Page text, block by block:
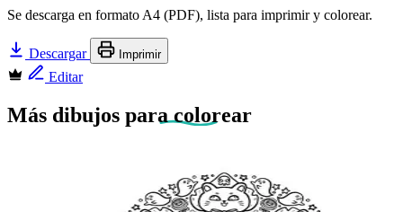
Se descarga en formato A4 (PDF), lista para imprimir y colorear.
Descargar Imprimir
Editar
Más dibujos para colorear